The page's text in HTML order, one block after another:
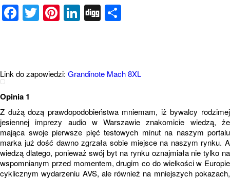
Facebook
Twitter
Pinterest
LinkedIn
Digg
Link do zapowiedzi: Grandinote Mach 8XL
Opinia 1
Z dużą dozą prawdopodobieństwa mniemam, iż bywalcy rodzimej
jesiennej imprezy audio w Warszawie znakomicie wiedzą, że
mająca swoje pierwsze pięć testowych minut na naszym portalu
marka już dość dawno zgrzała sobie miejsce na naszym rynku. A
wiedzą dlatego, ponieważ swój byt na rynku oznajmiała nie tylko na
wspomnianym przed momentem, drugim co do wielkości w Europie
cyklicznym wydarzeniu AVS, ale również na mniejszych pokazach,